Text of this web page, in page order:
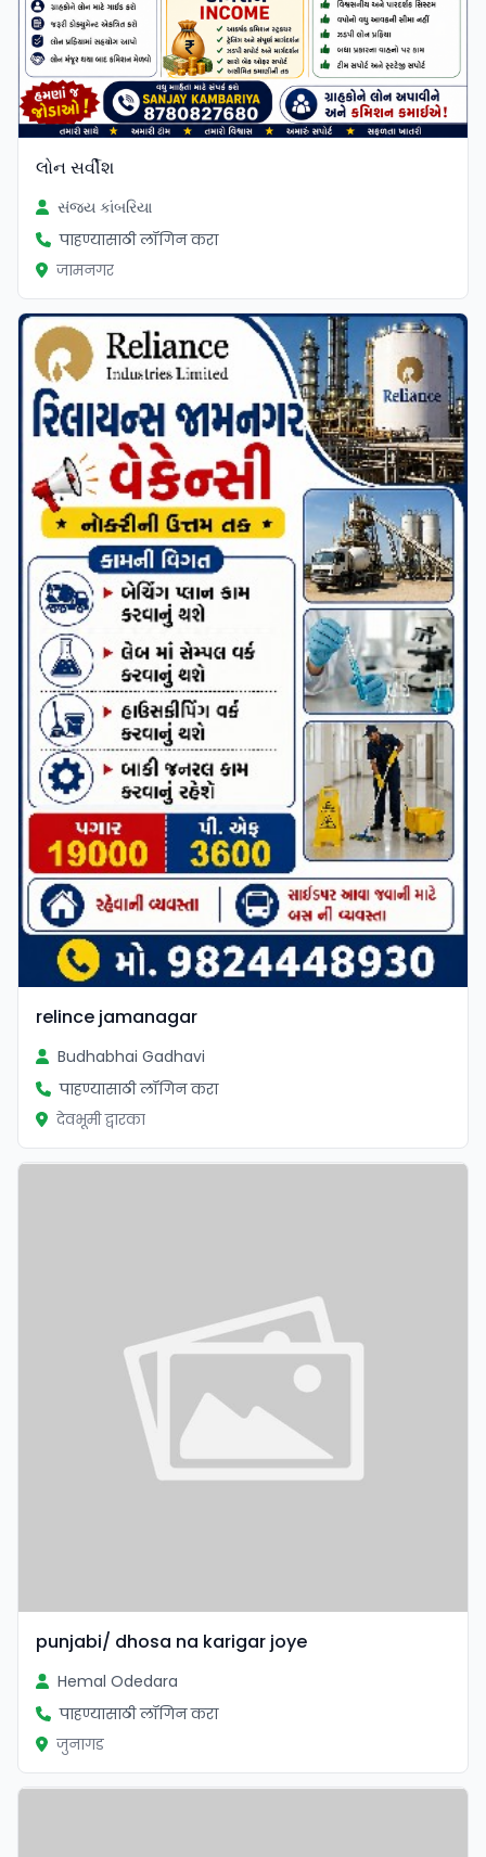
લોન સર્વીશ
સંજય કાંબરિયા
पाहण्यासाठी लॉगिन करा
जामनगर
relince jamanagar
Budhabhai Gadhavi
पाहण्यासाठी लॉगिन करा
देवभूमी द्वारका
punjabi/ dhosa na karigar joye
Hemal Odedara
पाहण्यासाठी लॉगिन करा
जुनागड